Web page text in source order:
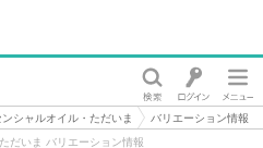
シャルオイル・ただいま
バリエーション情報
だいま バリエーション情報